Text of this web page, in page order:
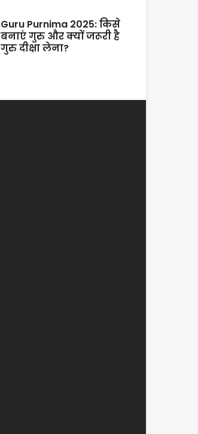
Guru Purnima 2025: किसे
बनाएं गुरु और क्यों जरूरी है
गुरु दीक्षा लेना?